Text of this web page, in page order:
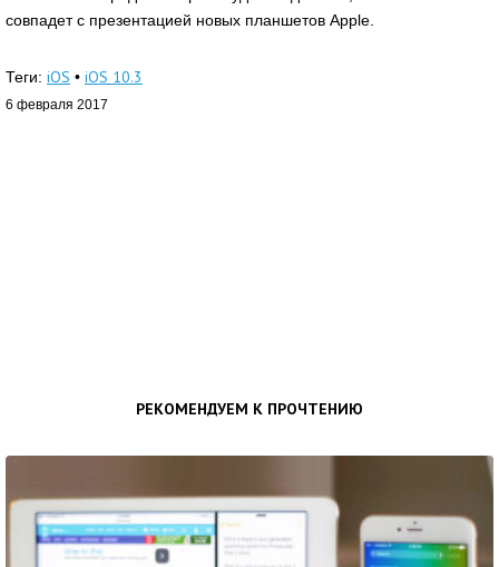
совпадет с презентацией новых планшетов Apple.
Теги: iOS • iOS 10.3
6 февраля 2017
РЕКОМЕНДУЕМ К ПРОЧТЕНИЮ